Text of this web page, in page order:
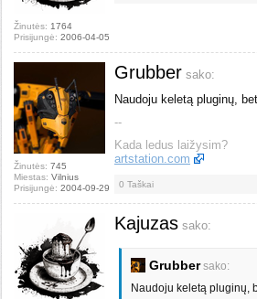
Žinutės: 1764
Prisijungė: 2006-04-05
Žinutės: 745
Miestas: Vilnius
Prisijungė: 2004-09-29
Grubber sako:
Naudoju keletą pluginų,
--
Kada ledus laižysim?
artstation.com
0 Taškai
Kajuzas sako:
Grubbersako:
Naudoju keletą pluginų,